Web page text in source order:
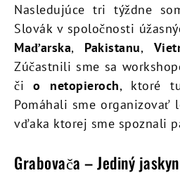
Nasledujúce tri týždne
Slovák v spoločnosti
Maďarska, Pakistanu,
Zúčastnili sme sa
čio netopieroch, ktoré
Pomáhali sme organizovať
vďaka ktorej sme spoznali
Grabovača – Jediný